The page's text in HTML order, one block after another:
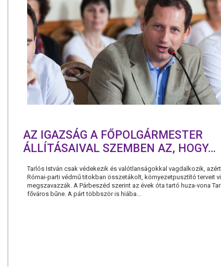
AZ IGAZSÁG A FŐPOLGÁRMESTER
ÁLLÍTÁSAIVAL SZEMBEN AZ, HOGY…
Tarlós István csak védekezik és valótlanságokkal vagdalkozik,
Római-parti védmű titokban összetákolt, környezetpusztító terveit
megszavazzák. A Párbeszéd szerint az évek óta tartó huza-vona
főváros bűne. A párt többször is hiába...